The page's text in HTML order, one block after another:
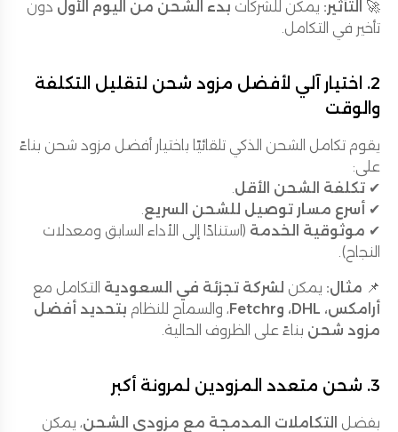
🚀 التأثير: يمكن للشركات بدء الشحن من اليوم الأول دون
تأخير في التكامل.
2. اختيار آلي لأفضل مزود شحن لتقليل التكلفة
والوقت
يقوم تكامل الشحن الذكي تلقائيًا باختيار أفضل مزود شحن بناءً
على:
✔ تكلفة الشحن الأقل
✔ أسرع مسار توصيل للشحن السريع
✔ موثوقية الخدمة (استنادًا إلى الأداء السابق ومعدلات
النجاح).
📌 مثال: يمكن لشركة تجزئة في السعودية التكامل مع
أرامكس، DHL، وFetchr
، والسماح للنظام بتحديد أفضل
مزود شحن بناءً على الظروف الحالية.
3. شحن متعدد المزودين لمرونة أكبر
بفضل التكاملات المدمجة مع مزودي الشحن، يمكن